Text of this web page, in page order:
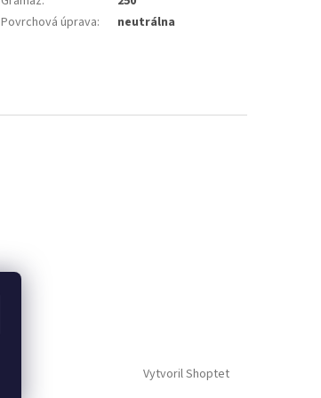
Povrchová úprava: neutrálna
Vytvoril Shoptet